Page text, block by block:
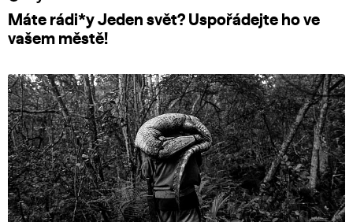
Máte rádi*y Jeden svět? Uspořádejte ho ve
vašem městě!